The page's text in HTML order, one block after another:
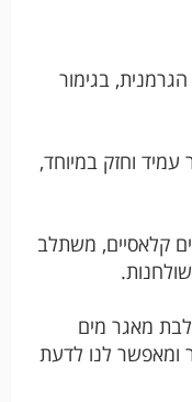
דקו כד קובטו סטון חברת Lechuza הגרמנית, בגימור
וחזק במיוחד,
קלאסיים, משתלב
מאגר מים
ומאפשר לנו לדעת